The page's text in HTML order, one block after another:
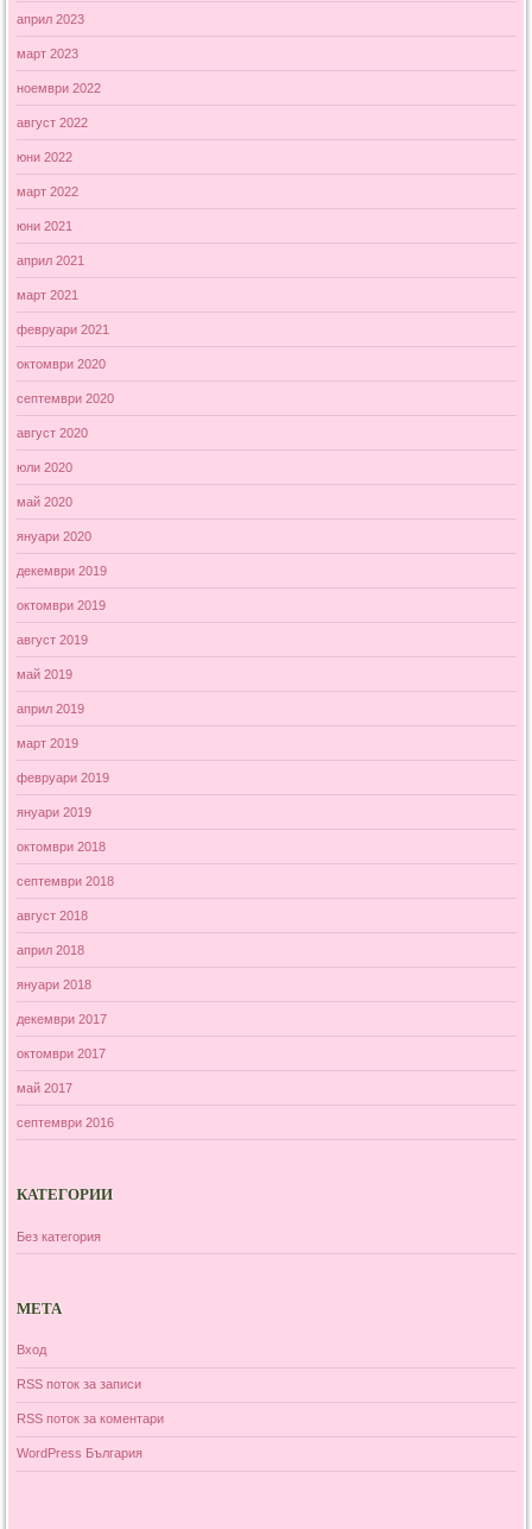
април 2023
март 2023
ноември 2022
август 2022
юни 2022
март 2022
юни 2021
април 2021
март 2021
февруари 2021
октомври 2020
септември 2020
август 2020
юли 2020
май 2020
януари 2020
декември 2019
октомври 2019
август 2019
май 2019
април 2019
март 2019
февруари 2019
януари 2019
октомври 2018
септември 2018
август 2018
април 2018
януари 2018
декември 2017
октомври 2017
май 2017
септември 2016
КАТЕГОРИИ
Без категория
МЕТА
Вход
RSS поток за записи
RSS поток за коментари
WordPress България